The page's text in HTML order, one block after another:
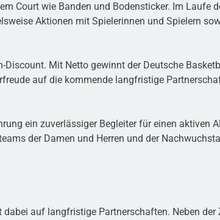
Court wie Banden und Bodensticker. Im
Aktionen mit Spielerinnen und Spielern
Mit Netto gewinnt der Deutsche
auf die kommende langfristige
ein zuverlässiger Begleiter für einen
der Damen und Herren und der
auf langfristige Partnerschaften. Neben